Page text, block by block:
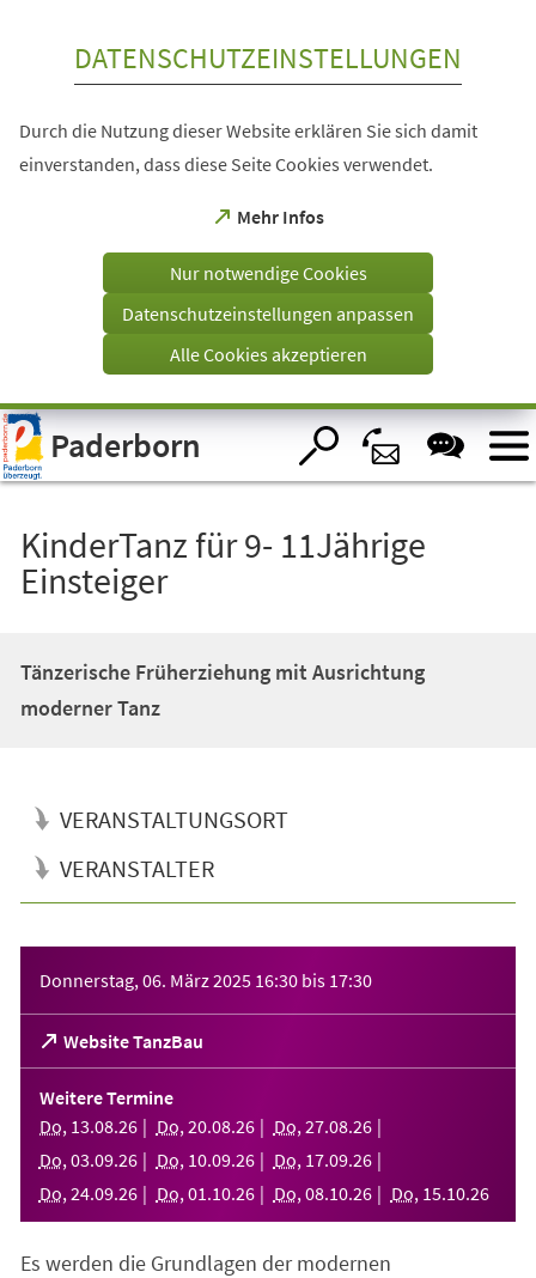
Visuelle
Assistenzsoftware
öffnen.
DATENSCHUTZEINSTELLUNGEN
Durch die Nutzung dieser Website erklären Sie sich damit
einverstanden, dass diese Seite Cookies verwendet.
Mehr Infos
(Öffnet
einem
Tab)
Nur notwendige Cookies
Datenschutzeinstellungen anpassen
Alle Cookies akzeptieren
Paderborn
KinderTanz für 9- 11Jährige
Einsteiger
Tänzerische Früherziehung mit Ausrichtung
moderner Tanz
VERANSTALTUNGSORT
VERANSTALTER
Donnerstag, 06. März 2025 16:30 bis 17:30
Website TanzBau
(Öffnet
in
einem
neuen
Tab)
Weitere Termine
Do, 13.08.26 Do, 20.08.26 Do, 27.08.26
Do, 03.09.26 Do, 10.09.26 Do, 17.09.26
Do, 24.09.26 Do, 01 .10.26 Do, 08.10.26 Do, 15.10.26
Es werden die Grundlagen der modernen